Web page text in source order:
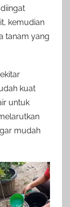
kemudian
tanam yang
kuat
untuk
mudah